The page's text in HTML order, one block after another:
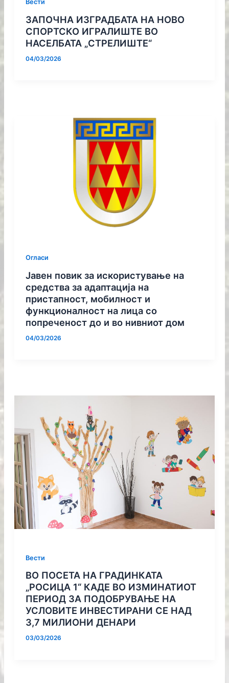
Вести
ЗАПОЧНА ИЗГРАДБАТА НА НОВО
СПОРТСКО ИГРАЛИШТЕ ВО
НАСЕЛБАТА „СТРЕЛИШТЕ“
04/03/2026
Огласи
Јавен повик за искористување на
средства за адаптација на
пристапност, мобилност и
функционалност на лица со
попреченост до и во нивниот дом
04/03/2026
Вести
ВО ПОСЕТА НА ГРАДИНКАТА
„РОСИЦА 1“ КАДЕ ВО ИЗМИНАТИОТ
ПЕРИОД ЗА ПОДОБРУВАЊЕ НА
УСЛОВИТЕ ИНВЕСТИРАНИ СЕ НАД
3,7 МИЛИОНИ ДЕНАРИ
03/03/2026